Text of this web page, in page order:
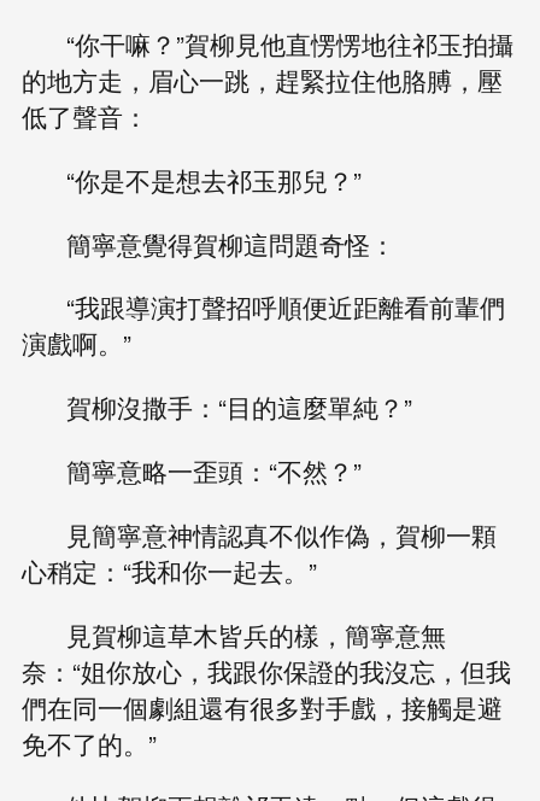
“你干嘛？”賀柳見他直愣愣地往祁玉拍攝
的地方走，眉心一跳，趕緊拉住他胳膊，壓
低了聲音：
“你是不是想去祁玉那兒？”
簡寧意覺得賀柳這問題奇怪：
“我跟導演打聲招呼順便近距離看前輩們
演戲啊。”
賀柳沒撒手：“目的這麼單純？”
簡寧意略一歪頭：“不然？”
見簡寧意神情認真不似作偽，賀柳一顆
心稍定：“我和你一起去。”
見賀柳這草木皆兵的樣，簡寧意無
奈：“姐你放心，我跟你保證的我沒忘，但我
們在同一個劇組還有很多對手戲，接觸是避
免不了的。”